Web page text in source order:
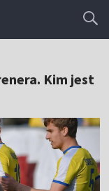
Kim jest